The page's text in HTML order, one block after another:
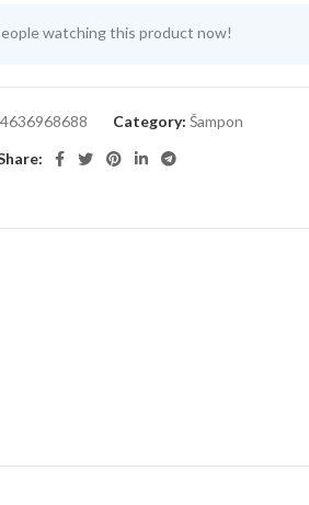
watching this product now!
Category: Šampon